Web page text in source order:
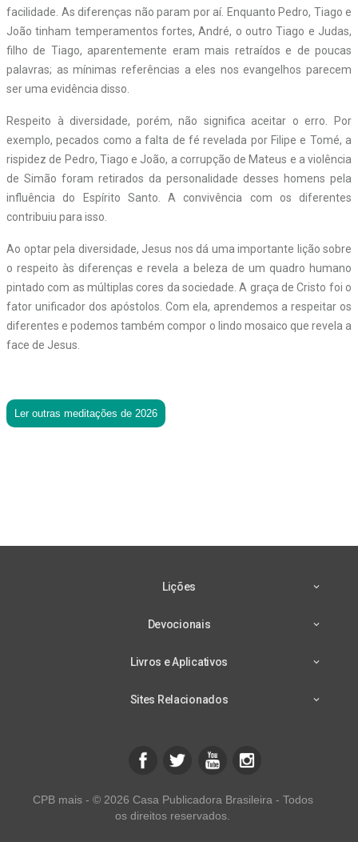
facilidade. As diferenças não param por aí. Enquanto Pedro, Tiago e
João tinham temperamentos fortes, André, o outro Tiago e Judas,
filho de Tiago, aparentemente eram mais retraídos e de poucas
palavras; as mínimas referências a eles nos evangelhos parecem
ser uma evidência disso.
Respeito à diversidade, porém, não significa aceitar o erro. Por
exemplo, pecados como a falta de fé revelada por Filipe e Tomé, a
rispidez de Pedro, Tiago e João, a corrupção de Mateus e a violência
de Simão foram retirados da personalidade desses homens pela
influência do Espírito Santo. A convivência com os diferentes
contribuiu para isso.
Ao optar pela diversidade, Jesus nos dá uma importante lição sobre
o respeito às diferenças e revela a beleza de um quadro humano
pintado com as múltiplas cores da sociedade. A graça de Cristo foi o
fator unificador dos apóstolos. Com ela, aprendemos a respeitar os
diferentes e podemos também compor o lindo mosaico que revela a
face de Jesus.
Ler outras meditações de 2026
Lições
Devocionais
Livros e Aplicativos
Sites Relacionados
CPB mais - © 2026 Casa Publicadora Brasileira - Todos
os direitos reservados.